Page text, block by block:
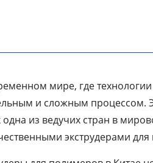
мире, где
и сложным процессом.
одна из ведучих стран в
экструдерами